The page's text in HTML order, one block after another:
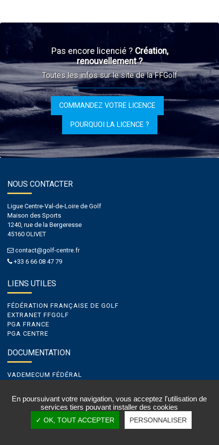
Pas encore licencié ? Création,
renouvellement ?
Toutes les infos sur le site de la FFGolf
COMMANDEZ VOTRE LICENCE
POURQUOI LA LICENCE ?
NOUS CONTACTER
Ligue Centre-Val-de-Loire de Golf
Maison des Sports
1240, rue de la Bergeresse
45160 OLIVET
contact@golf-centre.fr
+33 6 66 08 47 79
LIENS UTILES
FÉDÉRATION FRANÇAISE DE GOLF
EXTRANET FFGOLF
PGA FRANCE
PGA CENTRE
DOCUMENTATION
VADEMECUM FÉDÉRAL
Mentions légales & Crédits| Conception et réalisation par
©2021
En poursuivant votre navigation, vous acceptez l'utilisation de
services tiers pouvant installer des cookies
✓ OK, TOUT ACCEPTER PERSONNALISER